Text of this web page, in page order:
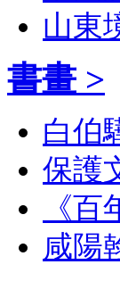
山東
書畫 >
白伯
保護
《
咸陽